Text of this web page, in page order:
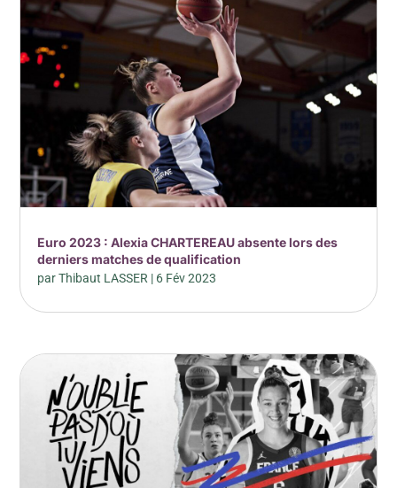
Euro 2023 : Alexia CHARTEREAU absente lors des
derniers matches de qualification
parThibaut LASSER | 6 Fév 2023